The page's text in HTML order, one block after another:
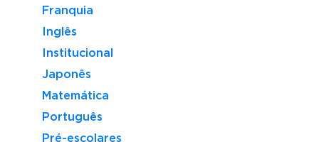
Franquia
Inglês
Institucional
Japonês
Matemática
Português
Pré-escolares